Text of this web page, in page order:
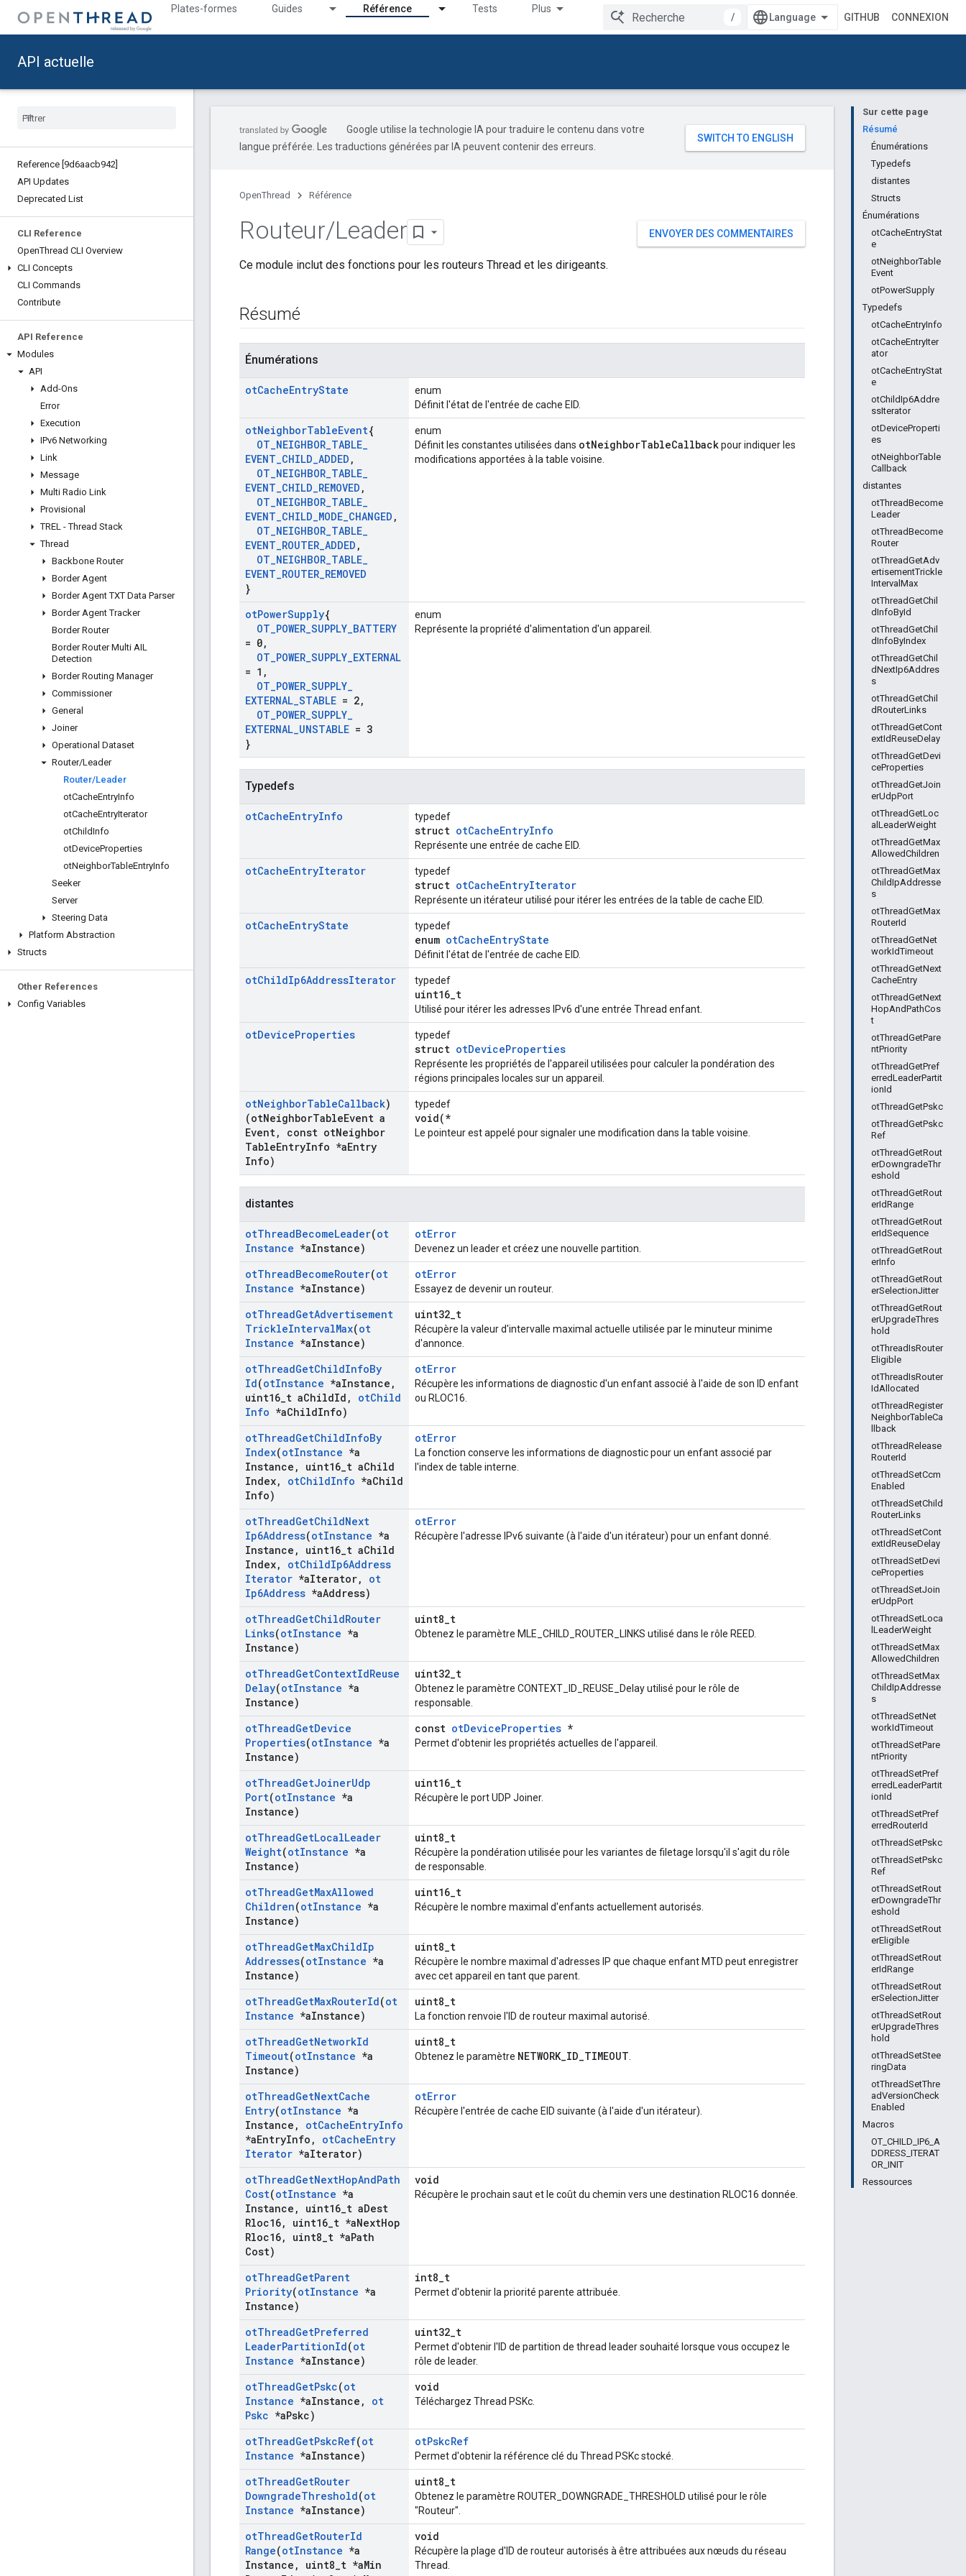
Plates-formes Guides Référence Tests Plus
/ GITHUB CONNEXION
API actuelle
Reference [9d6aacb942]
API Updates
Deprecated List
CLI Reference
OpenThread CLI Overview
CLI Concepts
CLI Commands
Contribute
API Reference
Modules
API
Add-Ons
Error
Execution
IPv6 Networking
Link
Message
Multi Radio Link
Provisional
TREL - Thread Stack
Thread
Backbone Router
Border Agent
Border Agent TXT Data Parser
Border Agent Tracker
Border Router
Border Router Multi AIL
Detection
Border Routing Manager
Commissioner
General
Joiner
Operational Dataset
Router/Leader
Router/Leader
otCacheEntryInfo
otCacheEntryIterator
otChildInfo
otDeviceProperties
otNeighborTableEntryInfo
Seeker
Server
Steering Data
Platform Abstraction
Structs
Other References
Config Variables
Sur cette page
Résumé
Énumérations
Typedefs
distantes
Structs
Énumérations
otCacheEntryStat
e
otNeighborTable
Event
otPowerSupply
Typedefs
otCacheEntryInfo
otCacheEntryIter
ator
otCacheEntryStat
e
otChildIp6Addre
ssIterator
otDeviceProperti
es
otNeighborTable
Callback
distantes
otThreadBecome
Leader
otThreadBecome
Router
otThreadGetAdv
ertisementTrickle
IntervalMax
otThreadGetChil
dInfoById
otThreadGetChil
dInfoByIndex
otThreadGetChil
dNextIp6Addres
s
otThreadGetChil
dRouterLinks
otThreadGetCont
extIdReuseDelay
otThreadGetDevi
ceProperties
otThreadGetJoin
erUdpPort
otThreadGetLoc
alLeaderWeight
otThreadGetMax
AllowedChildren
otThreadGetMax
ChildIpAddresse
s
otThreadGetMax
RouterId
otThreadGetNet
workIdTimeout
otThreadGetNext
CacheEntry
otThreadGetNext
HopAndPathCos
t
otThreadGetPare
ntPriority
otThreadGetPref
erredLeaderPartit
ionId
otThreadGetPskc
otThreadGetPskc
Ref
otThreadGetRout
erDowngradeThr
eshold
otThreadGetRout
erIdRange
otThreadGetRout
erIdSequence
otThreadGetRout
erInfo
otThreadGetRout
erSelectionJitter
otThreadGetRout
erUpgradeThres
hold
otThreadIsRouter
Eligible
otThreadIsRouter
IdAllocated
otThreadRegister
NeighborTableCa
llback
otThreadRelease
RouterId
otThreadSetCcm
Enabled
otThreadSetChild
RouterLinks
otThreadSetCont
extIdReuseDelay
otThreadSetDevi
ceProperties
otThreadSetJoin
erUdpPort
otThreadSetLoca
lLeaderWeight
otThreadSetMax
AllowedChildren
otThreadSetMax
ChildIpAddresse
s
otThreadSetNet
workIdTimeout
otThreadSetPare
ntPriority
otThreadSetPref
erredLeaderPartit
ionId
otThreadSetPref
erredRouterId
otThreadSetPskc
otThreadSetPskc
Ref
otThreadSetRout
erDowngradeThr
eshold
otThreadSetRout
erEligible
otThreadSetRout
erIdRange
otThreadSetRout
erSelectionJitter
otThreadSetRout
erUpgradeThres
hold
otThreadSetStee
ringData
otThreadSetThre
adVersionCheck
Enabled
Macros
OT_CHILD_IP6_A
DDRESS_ITERAT
OR_INIT
Ressources
Google utilise la technologie IA pour traduire le contenu dans votre
langue préférée. Les traductions générées par IA peuvent contenir des erreurs.
OpenThread Référence
ENVOYER DES COMMENTAIRES
Routeur/Leader
Ce module inclut des fonctions pour les routeurs Thread et les dirigeants.
Résumé
Énumérations
otCacheEntryState
enum
Définit l'état de l'entrée de cache EID.
otNeighborTableEvent{
OT_NEIGHBOR_TABLE_
EVENT_CHILD_ADDED ,
OT_NEIGHBOR_TABLE_
EVENT_CHILD_REMOVED ,
OT_NEIGHBOR_TABLE_
EVENT_CHILD_MODE_CHANGED ,
OT_NEIGHBOR_TABLE_
EVENT_ROUTER_ADDED ,
OT_NEIGHBOR_TABLE_
EVENT_ROUTER_REMOVED
}
enum
Définit les constantes utilisées dans otNeighborTableCallbackpour indiquer les
modifications apportées à la table voisine.
otPowerSupply{
OT_POWER_SUPPLY_BATTERY
= 0,
OT_POWER_SUPPLY_EXTERNAL
= 1 ,
OT_POWER_SUPPLY_
EXTERNAL_STABLE = 2,
OT_POWER_SUPPLY_
EXTERNAL_UNSTABLE = 3
}
enum
Représente la propriété d'alimentation d'un appareil.
Typedefs
otCacheEntryInfo typedef
struct otCacheEntryInfo
Représente une entrée de cache EID.
otCacheEntryIterator typedef
struct otCacheEntryIterator
Représente un itérateur utilisé pour itérer les entrées de la table de cache EID.
otCacheEntryState typedef
enum otCacheEntryState
Définit l'état de l'entrée de cache EID.
otChildIp6AddressIterator typedef
uint16_t
Utilisé pour itérer les adresses IPv6 d'une entrée Thread enfant.
otDeviceProperties typedef
struct otDeviceProperties
Représente les propriétés de l'appareil utilisées pour calculer la pondération des
régions principales locales sur un appareil.
otNeighborTableCallback)
(otNeighborTableEvent a
Event, const otNeighbor
TableEntryInfo *aEntry
Info)
typedef
void(*
Le pointeur est appelé pour signaler une modification dans la table voisine.
distantes
otThreadBecomeLeader(ot
Instance *aInstance)
otError
Devenez un leader et créez une nouvelle partition.
otThreadBecomeRouter(ot
Instance *aInstance)
otError
Essayez de devenir un routeur.
otThreadGetAdvertisement
TrickleIntervalMax(ot
Instance *aInstance)
uint32_t
Récupère la valeur d'intervalle maximal actuelle utilisée par le minuteur minime
d'annonce.
otThreadGetChildInfoBy
Id(otInstance *aInstance ,
uint16 t aChildId , otChild
Info *aChildInfo)
otError
Récupère les informations de diagnostic d'un enfant associé à l'aide de son ID enfant
ou RLOC16.
otThreadGetChildInfoBy
Index(otInstance *a
Instance , uint16 t aChild
Index, otChildInfo *aChild
Info)
otError
La fonction conserve les informations de diagnostic pour un enfant associé par
l'index de table interne.
otThreadGetChildNext
Ip6Address(otInstance *a
Instance , uint16 t aChild
Index, otChildIp6Address
Iterator *aIterator,
ot
Ip6Address *aAddress)
otError
Récupère l'adresse IPv6 suivante (à l'aide d'un itérateur) pour un enfant donné.
otThreadGetChildRouter
Links(otInstance *a
Instance)
uint8_t
Obtenez le paramètre MLE_CHILD_ROUTER_LINKS utilisé dans le rôle REED.
otThreadGetContextIdReuse
Delay(otInstance *a
Instance)
uint32_t
Obtenez le paramètre CONTEXT_ID_REUSE_Delay utilisé pour le rôle de
responsable.
otThreadGetDevice
Properties(otInstance *a
Instance)
const otDeviceProperties *
Permet d'obtenir les propriétés actuelles de l'appareil.
otThreadGetJoinerUdp
Port(otInstance *a
Instance)
uint16_t
Récupère le port UDP Joiner.
otThreadGetLocalLeader
Weight(otInstance *a
Instance)
uint8_t
Récupère la pondération utilisée pour les variantes de filetage lorsqu'il s'agit du rôle
de responsable.
otThreadGetMaxAllowed
Children(otInstance *a
Instance)
uint16_t
Récupère le nombre maximal d'enfants actuellement autorisés.
otThreadGetMaxChildIp
Addresses(otInstance *a
Instance)
uint8_t
Récupère le nombre maximal d'adresses IP que chaque enfant MTD peut enregistrer
avec cet appareil en tant que parent.
otThreadGetMaxRouterId(ot
Instance *aInstance)
uint8_t
La fonction renvoie l'ID de routeur maximal autorisé.
otThreadGetNetworkId
Timeout(otInstance *a
Instance)
uint8_t
Obtenez le paramètre NETWORK_ID_TIMEOUT
otThreadGetNextCache
Entry(otInstance *a
Instance , otCacheEntryInfo
*aEntryInfo , otCacheEntry
Iterator *aIterator)
otError
Récupère l'entrée de cache EID suivante (à l'aide d'un itérateur).
otThreadGetNextHopAndPath
Cost(otInstance *a
Instance , uint16 t aDest
Rloc16, uint16 t *aNextHop
Rloc16, uint8 t *aPath
Cost)
void
Récupère le prochain saut et le coût du chemin vers une destination RLOC16 donnée.
otThreadGetParent
Priority(otInstance *a
Instance)
int8_t
Permet d'obtenir la priorité parente attribuée.
otThreadGetPreferred
LeaderPartitionId(ot
Instance *aInstance)
uint32_t
Permet d'obtenir l'ID de partition de thread leader souhaité lorsque vous occupez le
rôle de leader.
otThreadGetPskc(ot
Instance *aInstance ,
ot
Pskc *aPskc)
void
Téléchargez Thread PSKc.
otThreadGetPskcRef(ot
Instance *aInstance)
otPskcRef
Permet d'obtenir la référence clé du Thread PSKc stocké.
otThreadGetRouter
DowngradeThreshold(ot
Instance *aInstance)
uint8_t
Obtenez le paramètre ROUTER_DOWNGRADE_THRESHOLD utilisé pour le rôle
"Routeur".
otThreadGetRouterId
Range(otInstance *a
Instance , uint8 t *aMin
void
Récupère la plage d'ID de routeur autorisés à être attribuées aux nœuds du réseau
Thread.